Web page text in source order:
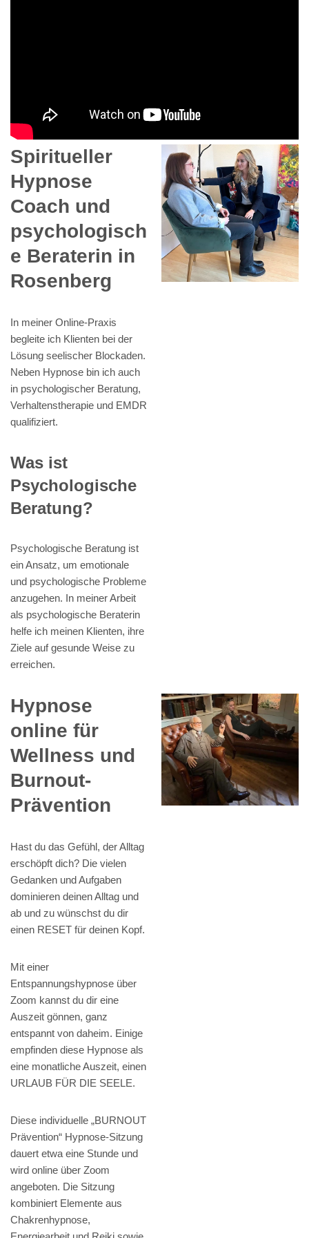
Spiritueller
Hypnose
Coach und
psychologisch
e Beraterin in
Rosenberg
In meiner Online-Praxis
begleite ich Klienten bei der
Lösung seelischer Blockaden.
Neben Hypnose bin ich auch
in psychologischer Beratung,
Verhaltenstherapie und EMDR
qualifiziert.
Was ist
Psychologische
Beratung?
Psychologische Beratung ist
ein Ansatz, um emotionale
und psychologische Probleme
anzugehen. In meiner Arbeit
als psychologische Beraterin
helfe ich meinen Klienten, ihre
Ziele auf gesunde Weise zu
erreichen.
Hypnose
online für
Wellness und
Burnout-
Prävention
Hast du das Gefühl, der Alltag
erschöpft dich? Die vielen
Gedanken und Aufgaben
dominieren deinen Alltag und
ab und zu wünschst du dir
einen RESET für deinen Kopf.
Mit einer
Entspannungshypnose über
Zoom kannst du dir eine
Auszeit gönnen, ganz
entspannt von daheim. Einige
empfinden diese Hypnose als
eine monatliche Auszeit, einen
URLAUB FÜR DIE SEELE.
Diese individuelle „BURNOUT
Prävention“ Hypnose-Sitzung
dauert etwa eine Stunde und
wird online über Zoom
angeboten. Die Sitzung
kombiniert Elemente aus
Chakrenhypnose,